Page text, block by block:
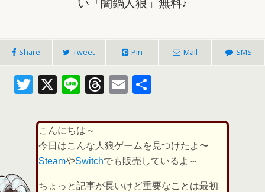
Share Tweet Pin Mail SMS
T
itt
er
X Li
e
T
re
a
d
s
E
ai
l
こんにちは～
今日はこんな人狼ゲームを見つけたよ〜
SteamやSwitchでも販売しているよ～
ちょっと記事が長いけど重要なことは最初